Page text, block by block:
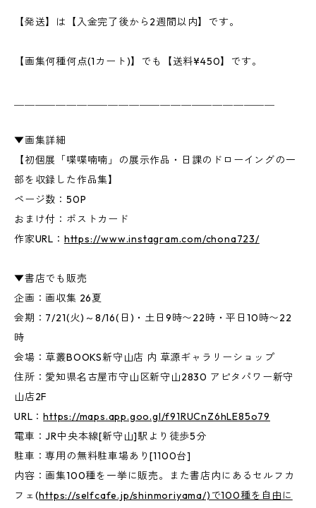
【発送】は【入金完了後から2週間以内】です。
【画集何種何点(1カート)】でも【送料¥450】です。
▼画集詳細
【初個展「喋喋喃喃」の展示作品・日課のドローイングの一
部を収録した作品集】
ページ数：50P
おまけ付：ポストカード
作家URL： https://www.instagram.com/chona723/
▼書店でも販売
企画：画収集 26夏
会期：7/21(火)～8/16(日)・土日9時〜22時・平日10時〜22
時
会場：草叢BOOKS新守山店 内 草源ギャラリーショップ
住所：愛知県名古屋市守山区新守山2830 アピタパワー新守
山店2F
URL：https://maps.app.goo.gl/f91RUCnZ6hLE85o79
電車：JR中央本線[新守山]駅より徒歩5分
駐車：専用の無料駐車場あり[1100台]
内容：画集100種を一挙に販売。また書店内にあるセルフカ
フェ(https://selfcafe.jp/shinmoriyama/)で100種を自由に